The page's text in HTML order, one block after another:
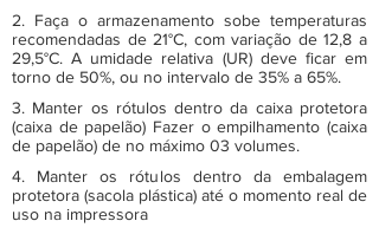
2. Faça o armazenamento sobe temperaturas
recomendadas de 21°C, com variação de 12,8 a
29,5°C. A umidade relativa (UR) deve ficar em
torno de 50%, ou no intervalo de 35% a 65%.
3. Manter os rótulos dentro da caixa protetora
(caixa de papelão) Fazer o empilhamento (caixa
de papelão) de no máximo 03 volumes.
4. Manter os rótulos dentro da embalagem
protetora (sacola plástica) até o momento real de
uso na impressora